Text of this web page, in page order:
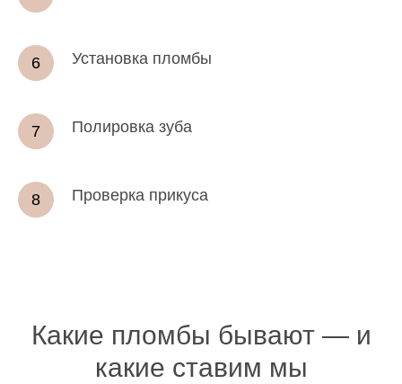
Установка пломбы
Полировка зуба
Проверка прикуса
Какие пломбы бывают — и
какие ставим мы